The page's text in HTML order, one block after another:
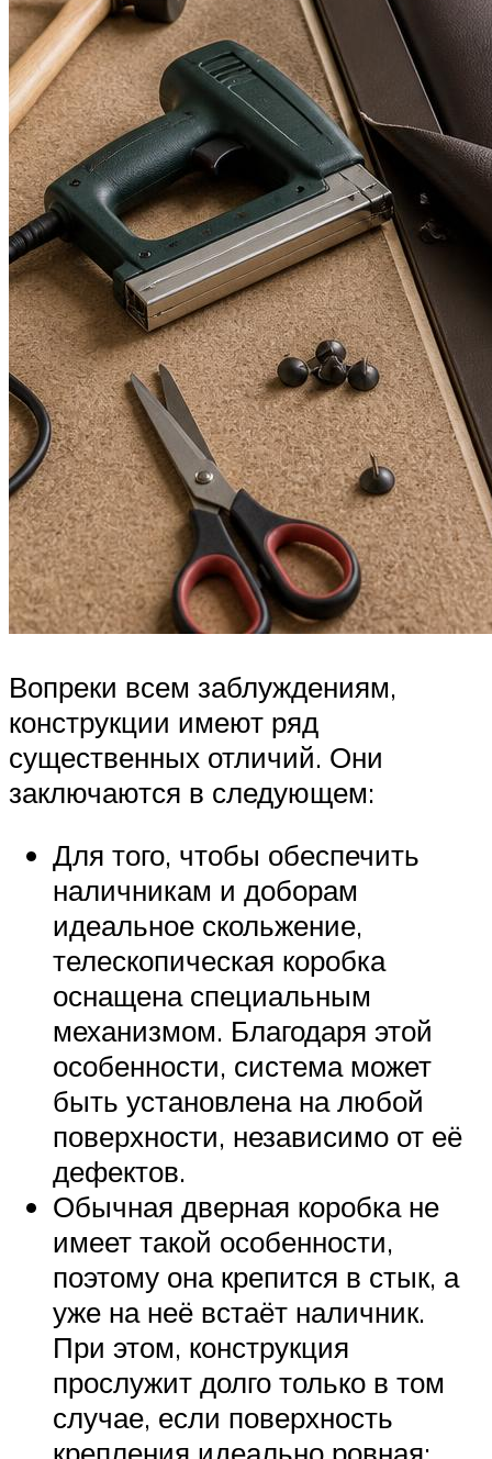
Вопреки всем заблуждениям,
конструкции имеют ряд
существенных отличий. Они
заключаются в следующем:
Для того, чтобы обеспечить
наличникам и доборам
идеальное скольжение,
телескопическая коробка
оснащена специальным
механизмом. Благодаря этой
особенности, система может
быть установлена на любой
поверхности, независимо от её
дефектов.
Обычная дверная коробка не
имеет такой особенности,
поэтому она крепится в стык, а
уже на неё встаёт наличник.
При этом, конструкция
прослужит долго только в том
случае, если поверхность